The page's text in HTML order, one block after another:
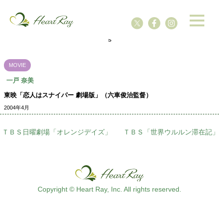
s
MOVIE
一戸 奈美
東映「恋人はスナイパー 劇場版」（六車俊治監督）
2004年4月
ＴＢＳ日曜劇場「オレンジデイズ」 ＴＢＳ「世界ウルルン滞在記」
Copyright © Heart Ray, Inc. All rights reserved.